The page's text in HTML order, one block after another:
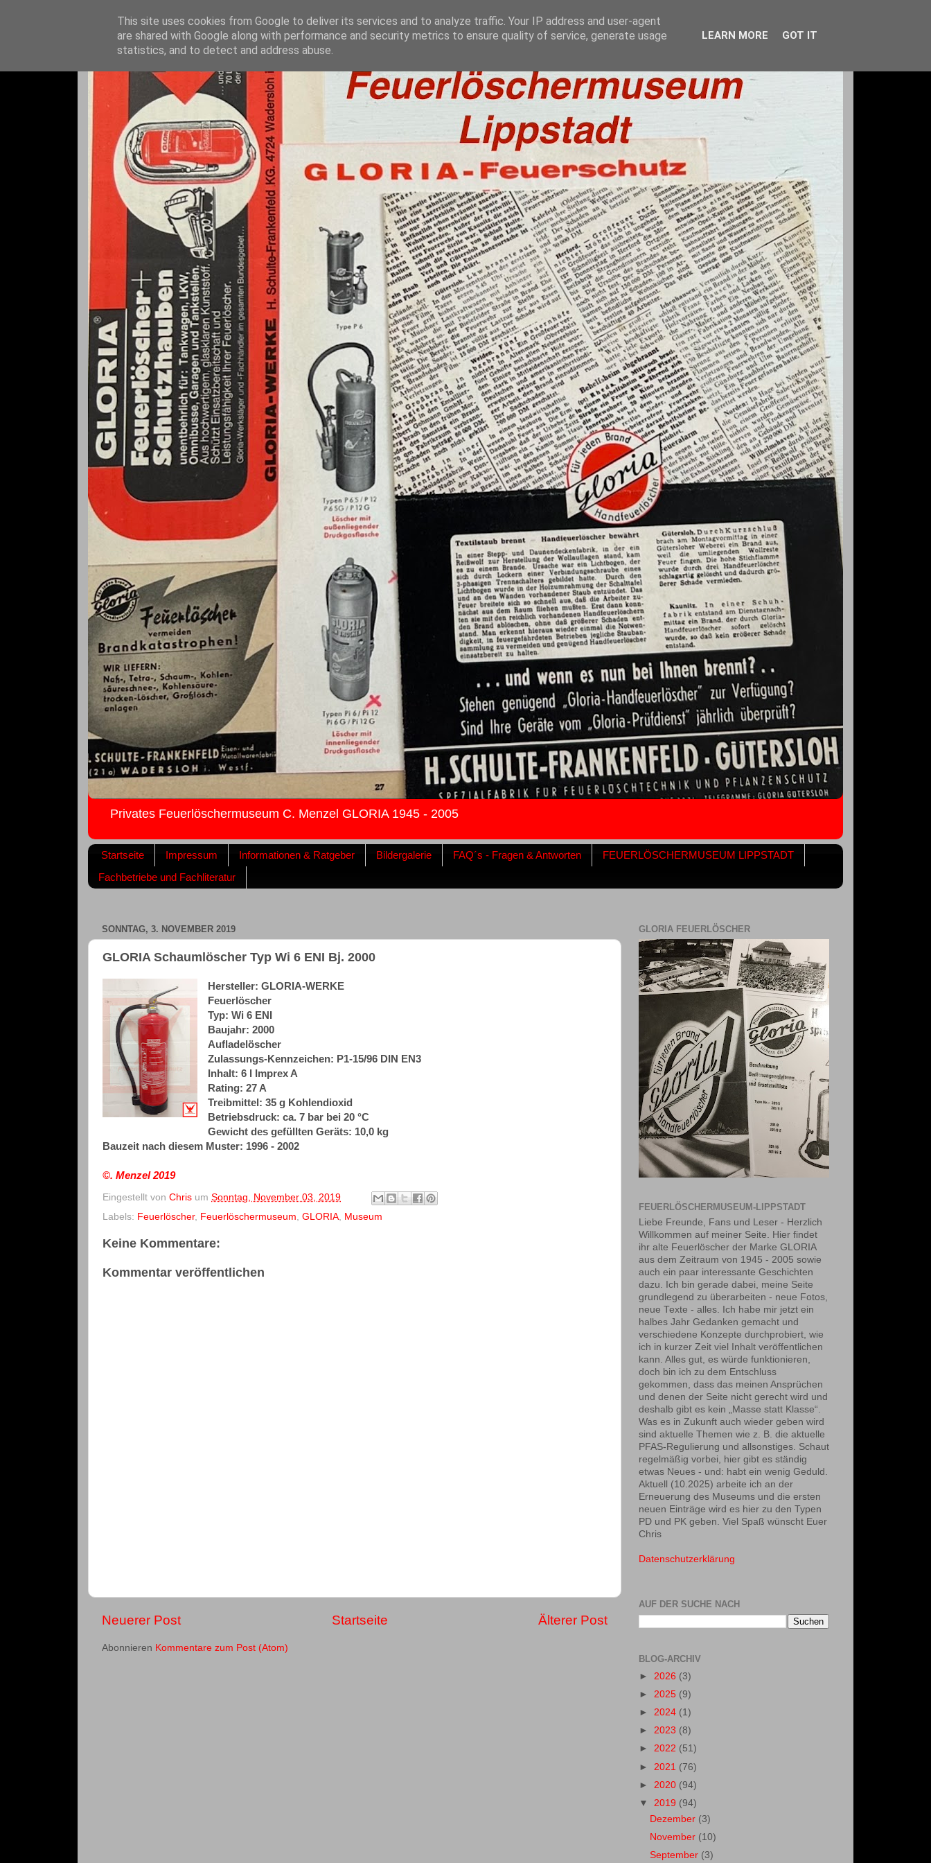
Privates Feuerlöschermuseum C. Menzel GLORIA 1945 - 2005
Startseite Impressum Informationen & Ratgeber Bildergalerie FAQ´s - Fragen & Antworten
FEUERLÖSCHERMUSEUM LIPPSTADT
Fachbetriebe und Fachliteratur
SONNTAG, 3. NOVEMBER 2019
GLORIA Schaumlöscher Typ Wi 6 ENI Bj. 2000
Hersteller: GLORIA-WERKE
Feuerlöscher
Typ: Wi 6 ENI
Baujahr: 2000
Aufladelöscher
Zulassungs-Kennzeichen: P1-15/96 DIN EN3
Inhalt: 6 l Imprex A
Rating: 27 A
Treibmittel: 35 g Kohlendioxid
Betriebsdruck: ca. 7 bar bei 20 °C
Gewicht des gefüllten Geräts: 10,0 kg
Bauzeit nach diesem Muster: 1996 - 2002
©. Menzel2019
Eingestellt von Chris um Sonntag, November 03, 2019
Labels: Feuerlöscher, Feuerlöschermuseum, GLORIA, Museum
Keine Kommentare:
Kommentar veröffentlichen
Neuerer Post Älterer Post
Startseite
Abonnieren Kommentare zum Post (Atom)
GLORIA FEUERLÖSCHER
FEUERLÖSCHERMUSEUM-LIPPSTADT
Liebe Freunde, Fans und Leser - Herzlich
Willkommen auf meiner Seite. Hier findet
ihr alte Feuerlöscher der Marke GLORIA
aus dem Zeitraum von 1945 - 2005 sowie
auch ein paar interessante Geschichten
dazu. Ich bin gerade dabei, meine Seite
grundlegend zu überarbeiten - neue Fotos,
neue Texte - alles. Ich habe mir jetzt ein
halbes Jahr Gedanken gemacht und
verschiedene Konzepte durchprobiert, wie
ich in kurzer Zeit viel Inhalt veröffentlichen
kann. Alles gut, es würde funktionieren,
doch bin ich zu dem Entschluss
gekommen, dass das meinen Ansprüchen
und denen der Seite nicht gerecht wird und
deshalb gibt es kein „Masse statt Klasse“.
Was es in Zukunft auch wieder geben wird
sind aktuelle Themen wie z. B. die aktuelle
PFAS-Regulierung und allsonstiges. Schaut
regelmäßig vorbei, hier gibt es ständig
etwas Neues - und: habt ein wenig Geduld.
Aktuell (10.2025) arbeite ich an der
Erneuerung des Museums und die ersten
neuen Einträge wird es hier zu den Typen
PD und PK geben. Viel Spaß wünscht Euer
Chris
Datenschutzerklärung
AUF DER SUCHE NACH
BLOG-ARCHIV
► 2026 (3)
► 2025 (9)
► 2024 (1)
► 2023 (8)
► 2022 (51)
► 2021 (76)
► 2020 (94)
▼ 2019 (94)
Dezember (3)
November (10)
September (3)
This site uses cookies from Google to deliver its services and to analyze traffic. Your IP address and user-agent
are shared with Google along with performance and security metrics to ensure quality of service, generate usage
statistics, and to detect and address abuse.
LEARN MORE GOT IT